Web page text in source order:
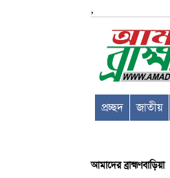
,
প্রচ্ছদ জাতীয়
আমাদের ব্রাহ্মণবাড়িয়া